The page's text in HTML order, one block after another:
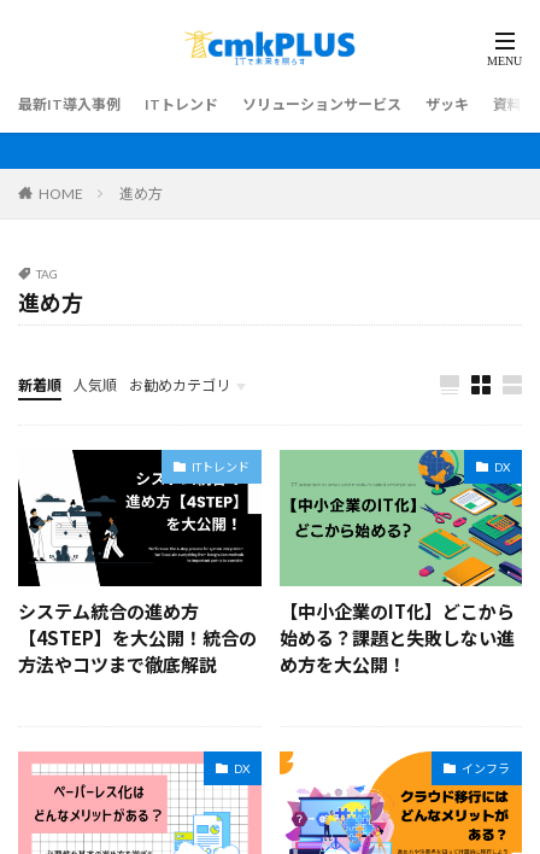
最新IT導入事例 ITトレンド ソリューションサービス ザッキ 資料ダ
HOME 進め方
TAG
進め方
新着順 人気順 お勧めカテゴリ
最新IT導入事例
ITトレンド
システム統合の進め方
【4STEP】を大公開！統合の
方法やコツまで徹底解説
DX
【中小企業のIT化】どこから
始める？課題と失敗しない進
め方を大公開！
DX インフラ